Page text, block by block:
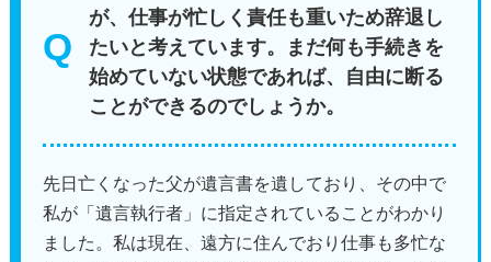
が、仕事が忙しく責任も重いため辞退し
たいと考えています。まだ何も手続きを
始めていない状態であれば、自由に断る
ことができるのでしょうか。
先日亡くなった父が遺言書を遺しており、その中で
私が「遺言執行者」に指定されていることがわかり
ました。私は現在、遠方に住んでおり仕事も多忙な